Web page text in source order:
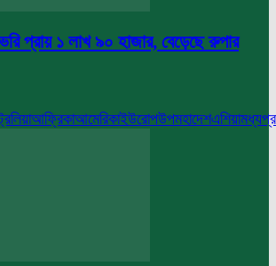
প্রায় ১ লাখ ৯০ হাজার, বেড়েছে রুপার
আফ্রিকাআমেরিকাইউরোপউপমহাদেশএশিয়া